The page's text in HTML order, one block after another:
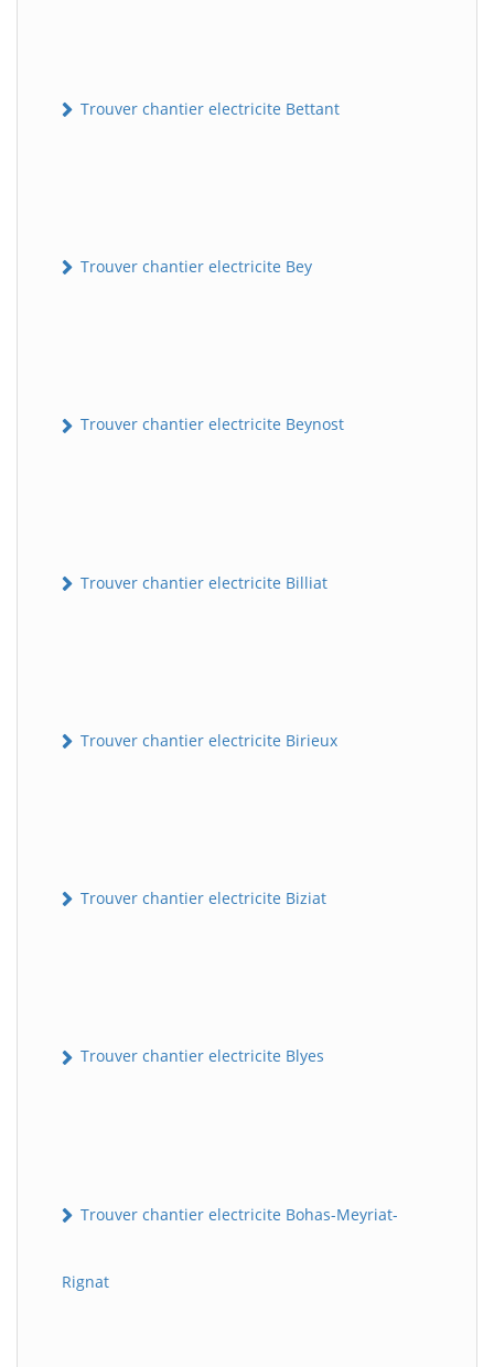
Trouver chantier electricite Bettant
Trouver chantier electricite Bey
Trouver chantier electricite Beynost
Trouver chantier electricite Billiat
Trouver chantier electricite Birieux
Trouver chantier electricite Biziat
Trouver chantier electricite Blyes
Trouver chantier electricite Bohas-Meyriat-
Rignat